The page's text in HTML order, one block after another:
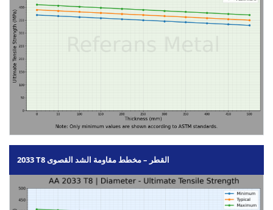
2033 T8 القطر – مخطط مقاومة الشد القصوى